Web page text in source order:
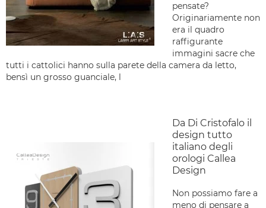
pensate?
Originariamente non
era il quadro
raffigurante
immagini sacre che
tutti i cattolici hanno sulla parete della camera da letto,
bensì un grosso guanciale, l
Da Di Cristofalo il
design tutto
italiano degli
orologi Callea
Design
Non possiamo fare a
meno di pensare a